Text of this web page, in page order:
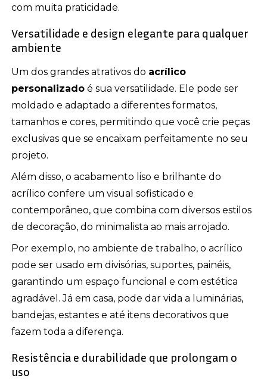
com muita praticidade.
Versatilidade e design elegante para qualquer
ambiente
Um dos grandes atrativos do acrílico
personalizado é sua versatilidade. Ele pode ser
moldado e adaptado a diferentes formatos,
tamanhos e cores, permitindo que você crie peças
exclusivas que se encaixam perfeitamente no seu
projeto.
Além disso, o acabamento liso e brilhante do
acrílico confere um visual sofisticado e
contemporâneo, que combina com diversos estilos
de decoração, do minimalista ao mais arrojado.
Por exemplo, no ambiente de trabalho, o acrílico
pode ser usado em divisórias, suportes, painéis,
garantindo um espaço funcional e com estética
agradável. Já em casa, pode dar vida a luminárias,
bandejas, estantes e até itens decorativos que
fazem toda a diferença.
Resistência e durabilidade que prolongam o
uso